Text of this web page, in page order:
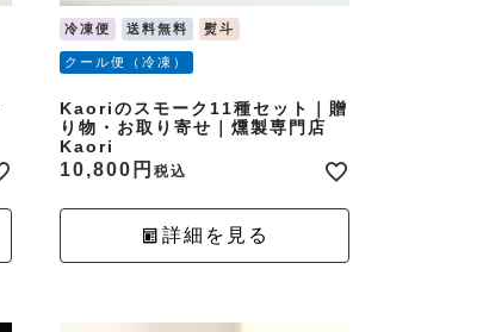
冷凍便 送料無料 熨斗
クール便（冷凍）
Kaoriのスモーク11種セット｜贈
り物・お取り寄せ｜燻製専門店
Kaori
10,800 税込
詳細を見る